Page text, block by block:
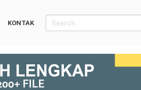
KONTAK